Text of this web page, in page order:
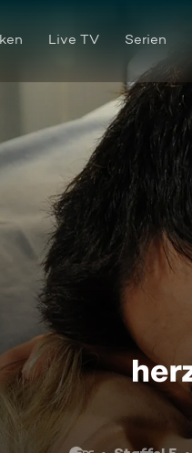
Live TV Serien